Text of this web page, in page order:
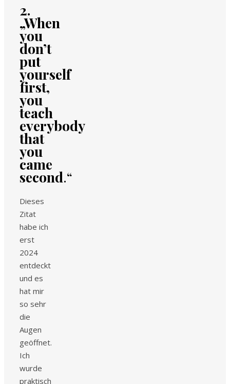
2.
„When
you
don’t
put
yourself
first,
you
teach
everybody
that
you
came
second.“
Dieses
Zitat
habe ich
erst
2024
entdeckt
und es
hat mir
so sehr
die
Augen
geöffnet.
Ich
wurde
praktisch